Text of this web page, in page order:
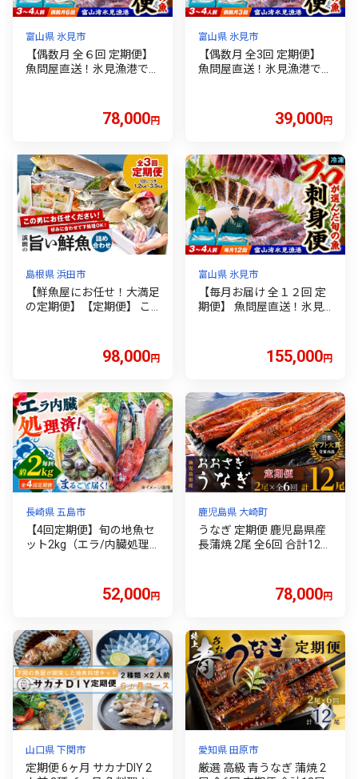
富山県 氷見市
【偶数月 全６回 定期便】
魚問屋直送！氷見漁港で競
78,000円
富山県 氷見市
【偶数月 全3回 定期便】
魚問屋直送！氷見漁港で競
39,000円
島根県 浜田市
【鮮魚屋にお任せ！大満足
の定期便】【定期便】 こ
海鮮セット 鮮魚 下処理済
寄せ 人気 【006_2042】
98,000円
富山県 氷見市
【毎月お届け 全１２回 定
期便】 魚問屋直送！氷見
155,000円
長崎県 五島市
【4回定期便】旬の地魚セ
ット2kg（エラ/内臓処理
楽しみ 地魚セット 地魚ボ
ックス 地魚BOX52,000円
鹿児島県 大崎町
うなぎ 定期便 鹿児島県産
長蒲焼 2尾 全6回 合計12尾
魚貝 海鮮 うな重 ひつまぶ
し 蒲焼 訳あり ギフト 人気
大隅半島
78,000円
山口県 下関市
定期便 6ヶ月 サカナDIY 2
愛知県 田原市
厳選 高級 青うなぎ 蒲焼 2